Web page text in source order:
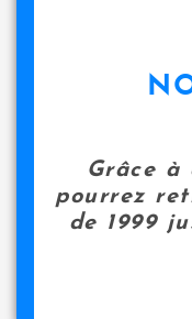
Grâce à
pourrez
de 1999